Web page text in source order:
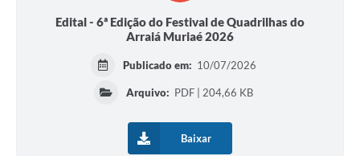
Edital - 6ª Edição do Festival de Quadrilhas do
Arraiá Muriaé 2026
Publicado em: 10/07/2026
Arquivo: PDF | 204,66 KB
Baixar